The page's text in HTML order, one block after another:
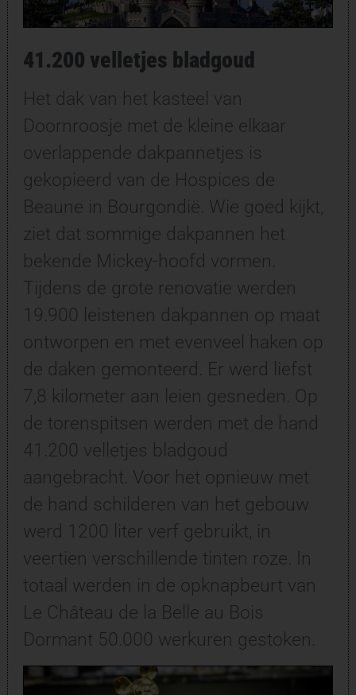
41.200 velletjes bladgoud
Het dak van het kasteel van
Doornroosje met de kleine elkaar
overlappende dakpannetjes is
gekopieerd van de Hospices de
Beaune in Bourgondië. Wie goed kijkt,
ziet dat sommige dakpannen het
bekende Mickey-hoofd vormen.
Tijdens de grote renovatie werden
19.900 leistenen dakpannen op maat
ontworpen en met evenveel haken op
de daken gemonteerd. Er werd liefst
7,8 kilometer aan leien gesneden. Op
de torenspitsen werden met de hand
41.200 velletjes bladgoud
aangebracht. Voor het opnieuw met
de hand schilderen van het gebouw
werd 1200 liter verf gebruikt, in
veertien verschillende tinten roze. In
totaal werden in de opknapbeurt van
Le Château de la Belle au Bois
Dormant 50.000 werkuren gestoken.